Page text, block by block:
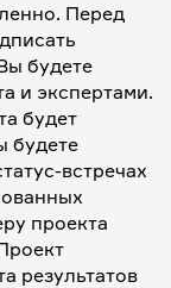
Перед
будете
и экспертами.
будет
будете
встречах
проекта
результатов